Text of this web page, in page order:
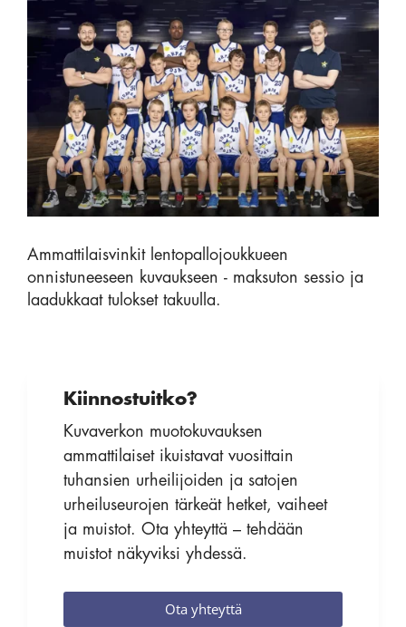
Ammattilaisvinkit lentopallojoukkueen
onnistuneeseen kuvaukseen - maksuton sessio ja
laadukkaat tulokset takuulla.
Kiinnostuitko?
Kuvaverkon muotokuvauksen
ammattilaiset ikuistavat vuosittain
tuhansien urheilijoiden ja satojen
urheiluseurojen tärkeät hetket, vaiheet
ja muistot. Ota yhteyttä – tehdään
muistot näkyviksi yhdessä.
Ota yhteyttä